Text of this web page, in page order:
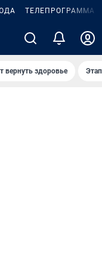
ТЕЛЕПРОГРАММА
вернуть здоровье